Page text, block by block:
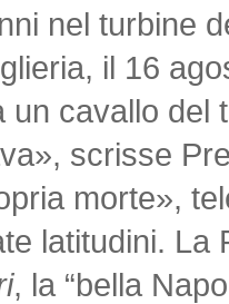
nel turbine
il 16
un cavallo del
scrisse
morte»,
latitudini. La
, la “bella